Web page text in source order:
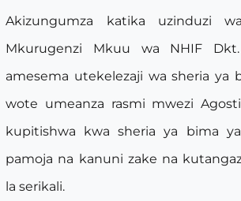
Akizungumza katika uzinduzi
Mkurugenzi Mkuu wa NHIF
amesema utekelezaji wa sheria ya
wote umeanza rasmi mwezi
kupitishwa kwa sheria ya bima
pamoja na kanuni zake na
la serikali.